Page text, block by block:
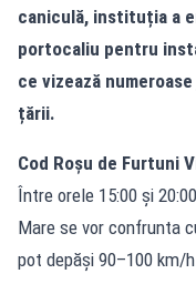
caniculă, instituția a
portocaliu pentru
ce vizează
țării.
Cod Roșu de Furtuni
Între orele 15:00 și
Mare se vor confrunta
pot depăși 90–100 km/